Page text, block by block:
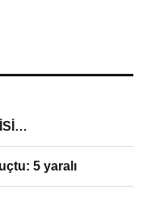
5 yaralı